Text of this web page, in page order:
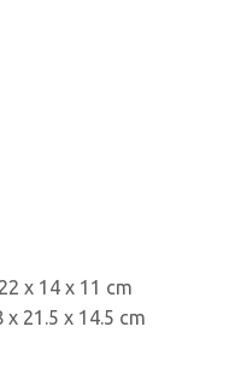
x 14 x 11 cm
x 21.5 x 14.5 cm